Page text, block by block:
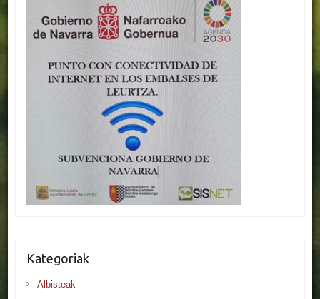
Kategoriak
Albisteak